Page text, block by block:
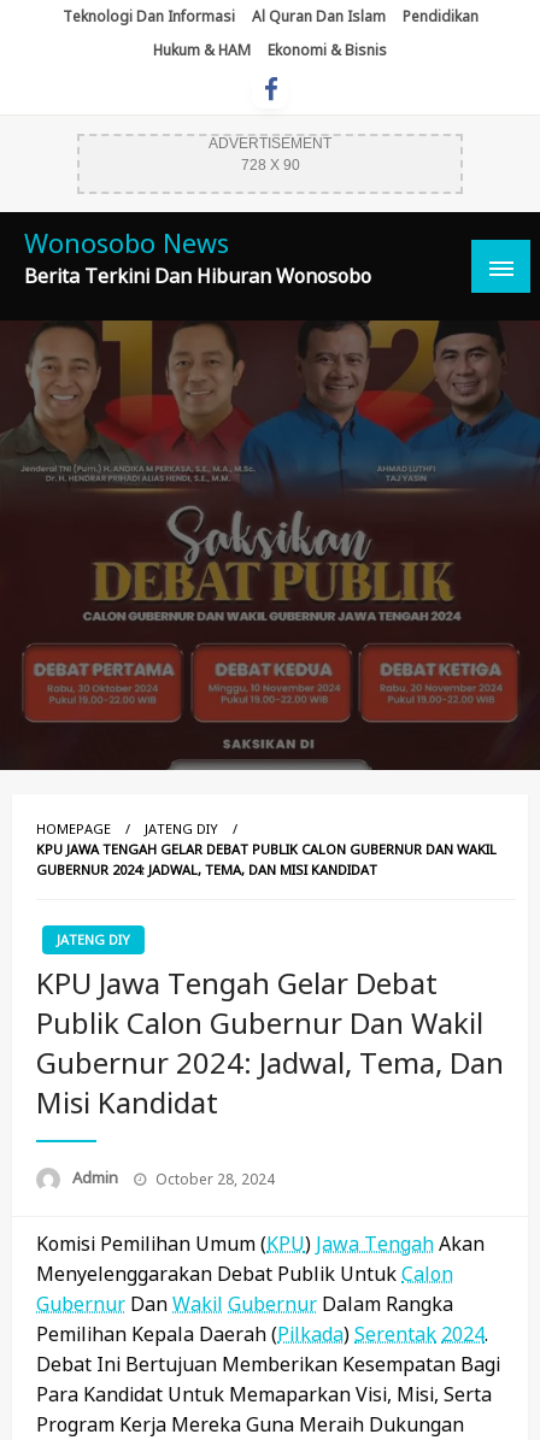
Teknologi Dan Informasi Al Quran Dan Islam
Pendidikan
Hukum & HAM
Ekonomi & Bisnis
ADVERTISEMENT
728 X 90
Wonosobo News
Berita Terkini Dan Hiburan Wonosobo
HOMEPAGE
JATENG DIY
KPU JAWA TENGAH GELAR DEBAT PUBLIK CALON GUBERNUR DAN WAKIL
GUBERNUR 2024: JADWAL, TEMA, DAN MISI KANDIDAT
JATENG DIY
KPU Jawa Tengah Gelar Debat
Publik Calon Gubernur Dan Wakil
Gubernur 2024: Jadwal, Tema, Dan
Misi Kandidat
Admin
Posted
October 28, 2024
Komisi Pemilihan Umum (KPU) Jawa TengahAkan
Menyelenggarakan Debat Publik UntukCalon
Gubernur DanWakil Gubernur Dalam Rangka
Pemilihan Kepala Daerah (Pilkada)Serentak 2024.
Debat Ini Bertujuan Memberikan Kesempatan Bagi
Para Kandidat Untuk Memaparkan Visi, Misi, Serta
Program Kerja Mereka Guna Meraih Dukungan